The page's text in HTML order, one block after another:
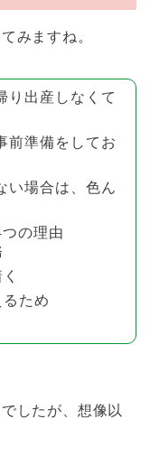
みますね。
り出産しなくて
前準備をしてお
い場合は、色ん
の理由
ため
したが、想像以